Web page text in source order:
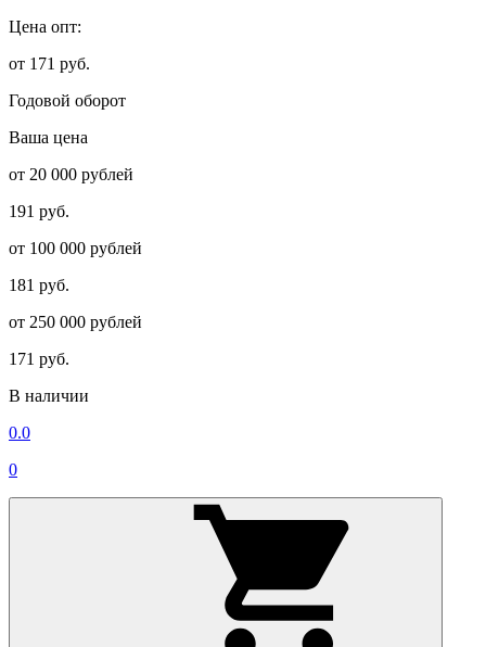
Цена опт:
от 171 руб.
Годовой оборот
Ваша цена
от 20 000 рублей
191 руб.
от 100 000 рублей
181 руб.
от 250 000 рублей
171 руб.
В наличии
0.0
0